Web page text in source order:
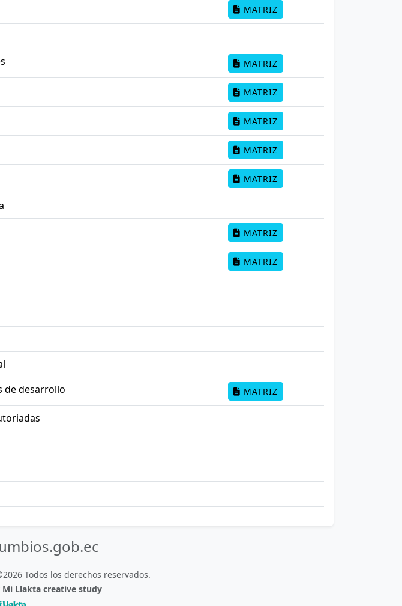
MATRIZ
MATRIZ
MATRIZ
MATRIZ
MATRIZ
MATRIZ
MATRIZ
MATRIZ
de desarrollo MATRIZ
Todos los derechos reservados.
Mi Llakta creative study